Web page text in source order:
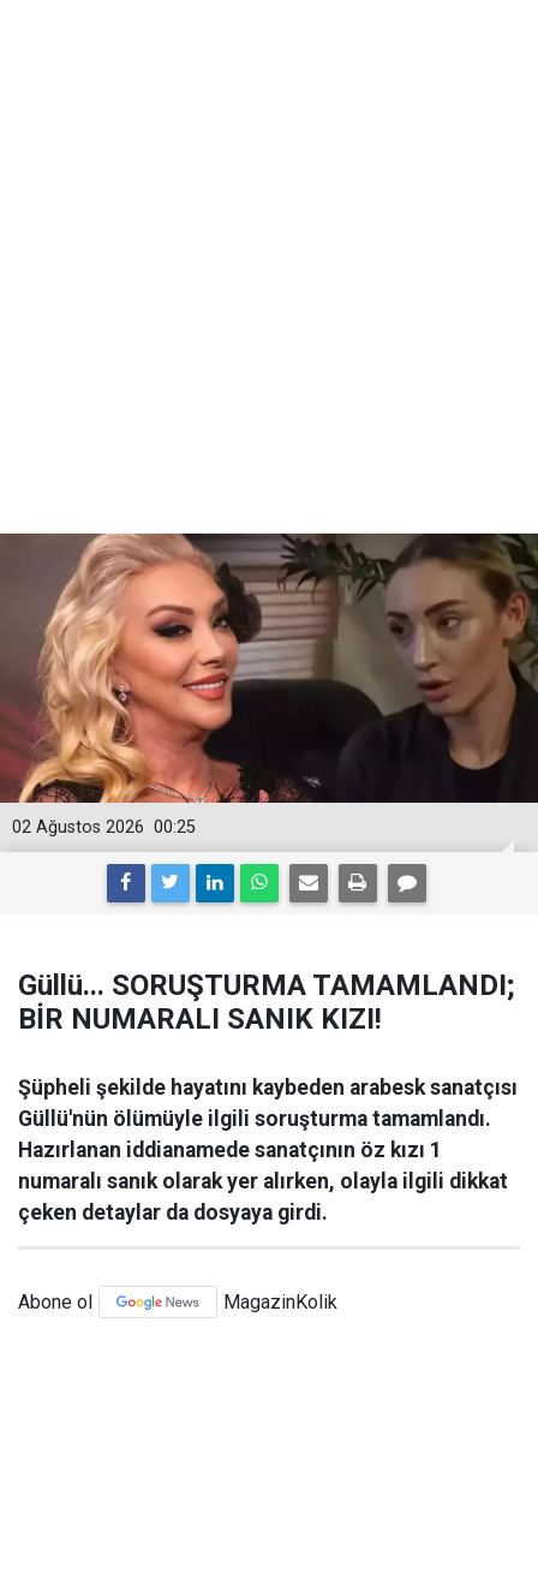
00:25
02 Ağustos 2026
Güllü... SORUŞTURMA TAMAMLANDI;
BİR NUMARALI SANIK KIZI!
Şüpheli şekilde hayatını kaybeden arabesk sanatçısı
Güllü'nün ölümüyle ilgili soruşturma tamamlandı.
Hazırlanan iddianamede sanatçının öz kızı 1
numaralı sanık olarak yer alırken, olayla ilgili dikkat
çeken detaylar da dosyaya girdi.
Abone ol MagazinKolik